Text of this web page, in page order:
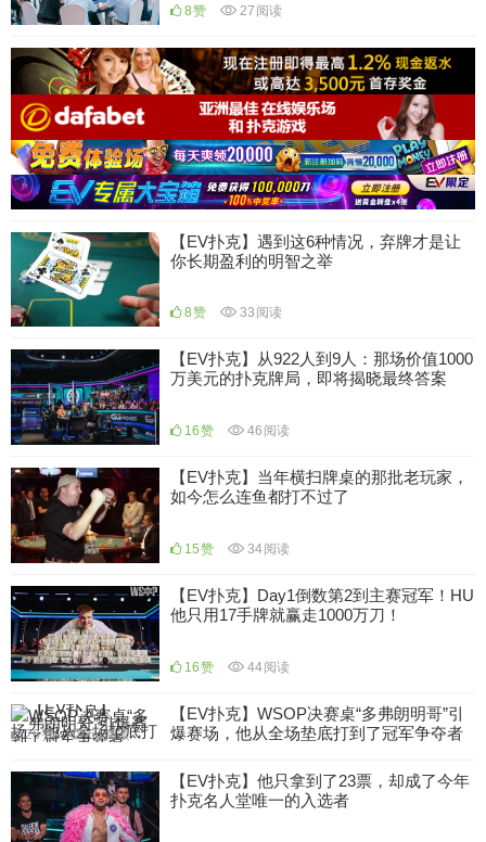
8赞 27 阅读
【EV扑克】遇到这6种情况，弃牌才是让
你长期盈利的明智之举
8赞 33 阅读
【EV扑克】从922人到9人：那场价值1000
万美元的扑克牌局，即将揭晓最终答案
16赞 46 阅读
【EV扑克】当年横扫牌桌的那批老玩家，
如今怎么连鱼都打不过了
15赞 34阅读
【EV扑克】Day1倒数第2到主赛冠军！HU
他只用17手牌就赢走1000万刀！
16赞 44阅读
【EV扑克】WSOP决赛桌“多弗朗明哥”引
爆赛场，他从全场垫底打到了冠军争夺者
26赞 64阅读
【EV扑克】他只拿到了23票，却成了今年
扑克名人堂唯一的入选者